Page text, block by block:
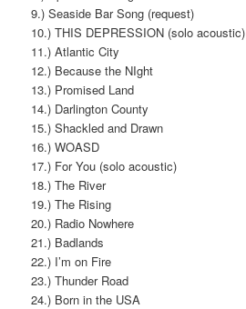
9.) Seaside Bar Song (request)
10.) THIS DEPRESSION (solo acoustic)
11.) Atlantic City
12.) Because the NIght
13.) Promised Land
14.) Darlington County
15.) Shackled and Drawn
16.) WOASD
17.) For You (solo acoustic)
18.) The River
19.) The Rising
20.) Radio Nowhere
21.) Badlands
22.) I’m on Fire
23.) Thunder Road
24.) Born in the USA